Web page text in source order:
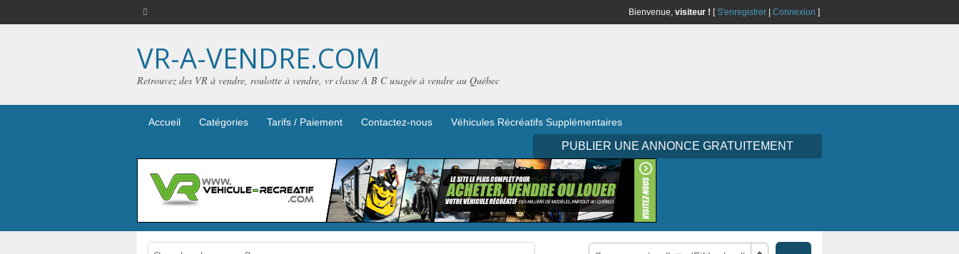
Bienvenue, visiteur ! [S'enregistrer Connexion ]
VR-A-VENDRE.COM
Retrouvez des VR à vendre, roulotte à vendre, vr classe A B C usagée à vendre au Québec
Accueil Catégories Tarifs / Paiement Contactez-nous Véhicules Récréatifs Supplémentaires
PUBLIER UNE ANNONCE GRATUITEMENT